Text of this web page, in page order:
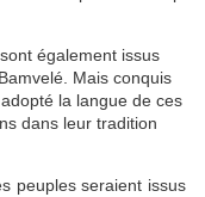
sont également issus
Mais conquis
la langue de ces
dans leur tradition
peuples seraient issus